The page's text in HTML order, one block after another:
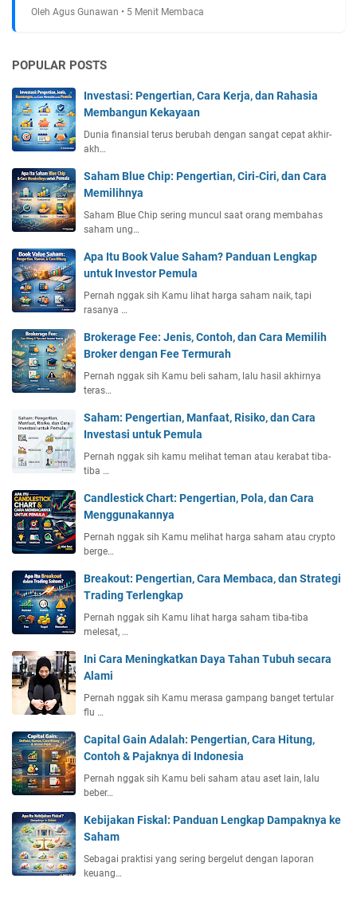
Oleh Agus Gunawan • 5 Menit Membaca
POPULAR POSTS
Investasi: Pengertian, Cara Kerja, dan Rahasia
Membangun Kekayaan
Dunia finansial terus berubah dengan sangat cepat akhir-
akh…
Saham Blue Chip: Pengertian, Ciri-Ciri, dan Cara
Memilihnya
Saham Blue Chip sering muncul saat orang membahas
saham ung…
Apa Itu Book Value Saham? Panduan Lengkap
untuk Investor Pemula
Pernah nggak sih Kamu lihat harga saham naik, tapi
rasanya …
Brokerage Fee: Jenis, Contoh, dan Cara Memilih
Broker dengan Fee Termurah
Pernah nggak sih Kamu beli saham, lalu hasil akhirnya
teras…
Saham: Pengertian, Manfaat, Risiko, dan Cara
Investasi untuk Pemula
Pernah nggak sih kamu melihat teman atau kerabat tiba-
tiba …
Candlestick Chart: Pengertian, Pola, dan Cara
Menggunakannya
Pernah nggak sih Kamu melihat harga saham atau crypto
berge…
Breakout: Pengertian, Cara Membaca, dan Strategi
Trading Terlengkap
Pernah nggak sih Kamu lihat harga saham tiba-tiba
melesat, …
Ini Cara Meningkatkan Daya Tahan Tubuh secara
Alami
Pernah nggak sih Kamu merasa gampang banget tertular
flu …
Capital Gain Adalah: Pengertian, Cara Hitung,
Contoh & Pajaknya di Indonesia
Pernah nggak sih Kamu beli saham atau aset lain, lalu
beber…
Kebijakan Fiskal: Panduan Lengkap Dampaknya ke
Saham
Sebagai praktisi yang sering bergelut dengan laporan
keuang…